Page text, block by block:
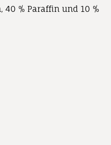
40 % Paraffin und 10 %